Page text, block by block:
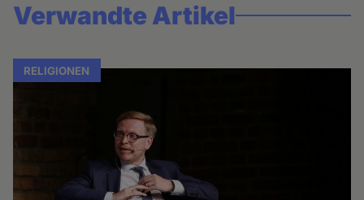
Verwandte Artikel
RELIGIONEN